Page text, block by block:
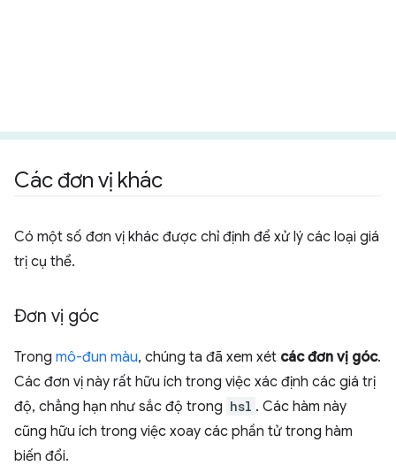
Các đơn vị khác
Có một số đơn vị khác được chỉ định để xử lý các loại giá
trị cụ thể.
Đơn vị góc
Trong mô-đun màu, chúng ta đã xem xét các đơn vị góc.
Các đơn vị này rất hữu ích trong việc xác định các giá trị
độ, chẳng hạn như sắc độ trong hsl . Các hàm này
cũng hữu ích trong việc xoay các phần tử trong hàm
biến đổi.